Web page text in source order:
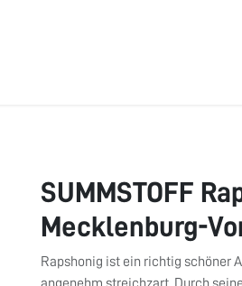
SUMMSTOFF
Mecklenburg-
Rapshonig ist ein richtig schöner